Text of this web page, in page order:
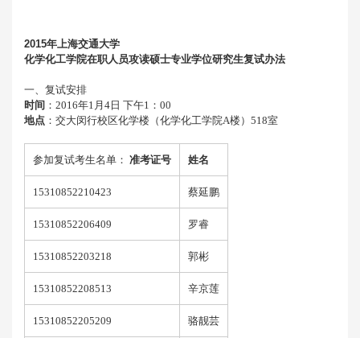
2015年上海交通大学
化学化工学院在职人员攻读硕士专业学位研究生复试办法
一、复试安排
时间 ： 2016年1 月 4 日 下午1 ： 00
地点 ：交大闵行校区化学楼（化学化工学院A楼） 518室
参加复试考生名单： 准考证号 姓名
15310852210423 蔡延鹏
15310852206409 罗睿
15310852203218 郭彬
15310852208513 辛京莲
15310852205209 骆靓芸